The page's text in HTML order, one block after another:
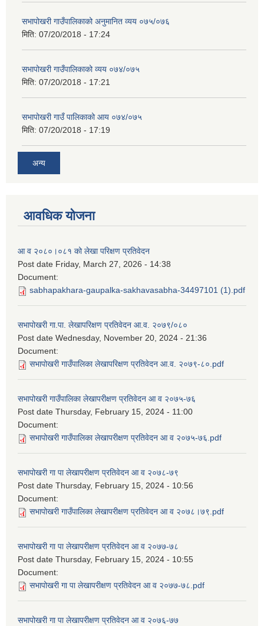
सभापोखरी गाउँपालिकाको अनुमानित व्यय ०७५/०७६
मिति: 07/20/2018 - 17:24
सभापोखरी गाउँपालिकाको व्यय ०७४/०७५
मिति: 07/20/2018 - 17:21
सभापोखरी गाउँ पालिकाको आय ०७४/०७५
मिति: 07/20/2018 - 17:19
अन्य
आवधिक योजना
आ व २०८०।०८१ को लेखा परिक्षण प्रतिवेदन
Post date Friday, March 27, 2026 - 14:38
Document:
sabhapakhara-gaupalka-sakhavasabha-34497101 (1).pdf
सभापोखरी गा.पा. लेखापरिक्षण प्रतिवेदन आ.व. २०७९/०८०
Post date Wednesday, November 20, 2024 - 21:36
Document:
सभापोखरी गाउँपालिका लेखापरिक्षण प्रतिवेदन आ.व. २०७९-८०.pdf
सभापोखरी गाउँपालिका लेखापरीक्षण प्रतिवेदन आ व २०७५-७६
Post date Thursday, February 15, 2024 - 11:00
Document:
सभापोखरी गाउँपालिका लेखापरीक्षण प्रतिवेदन आ व २०७५-७६.pdf
सभापोखरी गा पा लेखापरीक्षण प्रतिवेदन आ व २०७८-७९
Post date Thursday, February 15, 2024 - 10:56
Document:
सभापोखरी गाउँपालिका लेखापरीक्षण प्रतिवेदन आ व २०७८।७९.pdf
सभापोखरी गा पा लेखापरीक्षण प्रतिवेदन आ व २०७७-७८
Post date Thursday, February 15, 2024 - 10:55
Document:
सभापोखरी गा पा लेखापरीक्षण प्रतिवेदन आ व २०७७-७८.pdf
सभापोखरी गा पा लेखापरीक्षण प्रतिवेदन आ व २०७६-७७